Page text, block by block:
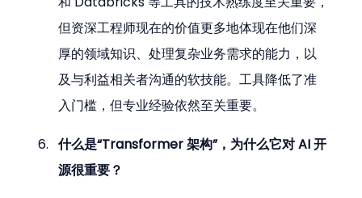
但资深工程师现在的价值更多地体现在他们深
厚的领域知识、处理复杂业务需求的能力，以
及与利益相关者沟通的软技能。工具降低了准
入门槛，但专业经验依然至关重要。
什么是“Transformer 架构”，为什么它对 AI 开
源很重要？